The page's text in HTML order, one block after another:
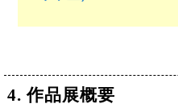
4. 作品展概要